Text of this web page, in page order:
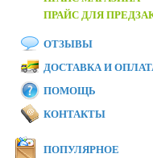
ПРАЙС ДЛЯ
ОТЗЫВЫ
ДОСТАВКА И
ПОМОЩЬ
КОНТАКТЫ
ПОПУЛЯРНОЕ